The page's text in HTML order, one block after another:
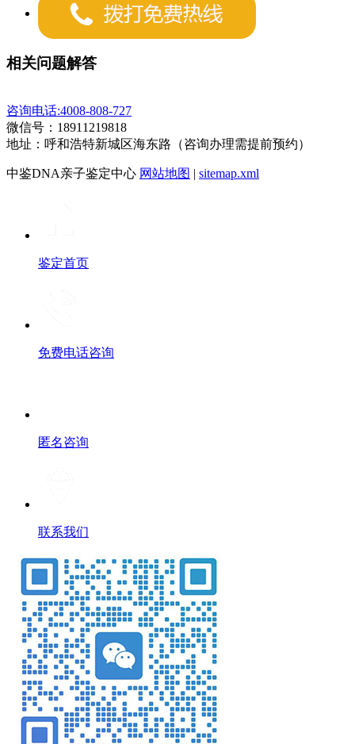
相关问题解答
咨询电话:4008-808-727
微信号：18911219818
地址：呼和浩特新城区海东路（咨询办理需提前预约）
中鉴DNA亲子鉴定中心 网站地图 | sitemap.xml
鉴定首页
免费电话咨询
匿名咨询
联系我们